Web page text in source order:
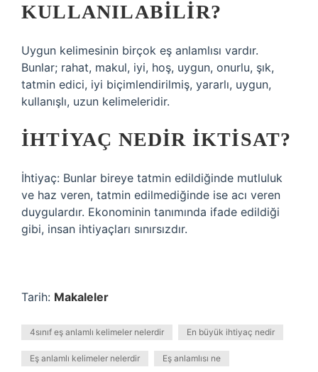
KULLANILABILIR?
Uygun kelimesinin birçok eş anlamlısı vardır.
Bunlar; rahat, makul, iyi, hoş, uygun, onurlu, şık,
tatmin edici, iyi biçimlendirilmiş, yararlı, uygun,
kullanışlı, uzun kelimeleridir.
İHTIYAÇ NEDIR IKTISAT?
İhtiyaç: Bunlar bireye tatmin edildiğinde mutluluk
ve haz veren, tatmin edilmediğinde ise acı veren
duygulardır. Ekonominin tanımında ifade edildiği
gibi, insan ihtiyaçları sınırsızdır.
Tarih: Makaleler
4sınıf eş anlamlı kelimeler nelerdir En büyük ihtiyaç nedir
Eş anlamlı kelimeler nelerdir Eş anlamlısı ne